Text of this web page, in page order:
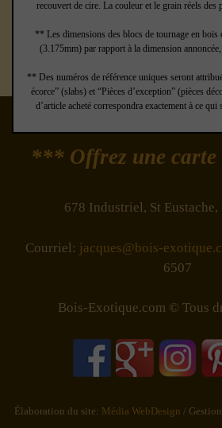
recouvert de cire. La couleur et le grain réels des
** Les dimensions des blocs de tournage en
(3.175mm) par rapport à la dimension
** Des numéros de référence uniques seront
écorce” (slabs) et “Pièces d’exception” (pièces
d’article acheté correspondra exactement à ce
*** Offrez une
678 Industriel, St Eustache,
Courriel: jacques@bois-
6507
Bois-Exotique.com © Tous
Élaboration du site: Média WebDesign /